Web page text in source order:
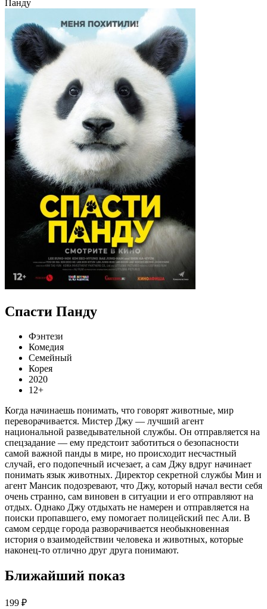
Панду
Спасти Панду
Фэнтези
Комедия
Семейный
Корея
2020
12+
Когда начинаешь понимать, что говорят животные, мир
переворачивается. Мистер Джу — лучший агент
национальной разведывательной службы. Он отправляется на
спецзадание — ему предстоит заботиться о безопасности
самой важной панды в мире, но происходит несчастный
случай, его подопечный исчезает, а сам Джу вдруг начинает
понимать язык животных. Директор секретной службы Мин и
агент Мансик подозревают, что Джу, который начал вести себя
очень странно, сам виновен в ситуации и его отправляют на
отдых. Однако Джу отдыхать не намерен и отправляется на
поиски пропавшего, ему помогает полицейский пес Али. В
самом сердце города разворачивается необыкновенная
история о взаимодействии человека и животных, которые
наконец-то отлично друг друга понимают.
Ближайший показ
199 ₽